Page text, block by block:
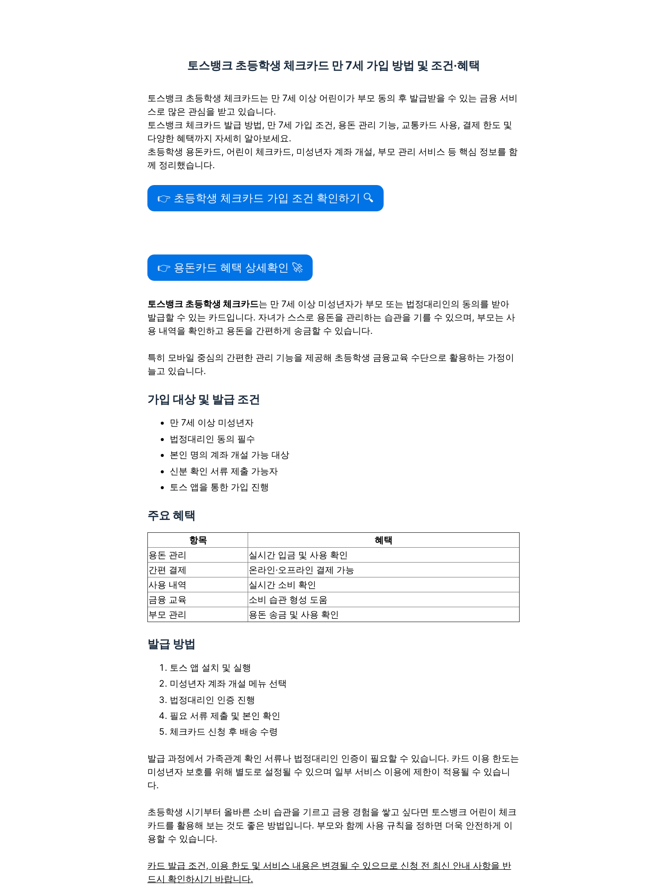
토스뱅크 초등학생 체크카드 만 7세 가입 방법 및 조건·혜택
토스뱅크 초등학생 체크카드는 만 7세 이상 어린이가 부모 동의 후 발급받을 수 있는 금융 서비
스로 많은 관심을 받고 있습니다.
토스뱅크 체크카드 발급 방법, 만 7세 가입 조건, 용돈 관리 기능, 교통카드 사용, 결제 한도 및
다양한 혜택까지 자세히 알아보세요.
초등학생 용돈카드, 어린이 체크카드, 미성년자 계좌 개설, 부모 관리 서비스 등 핵심 정보를 함
께 정리했습니다.
👉 초등학생 체크카드 가입 조건 확인하기 🔍
👉 용돈카드 혜택 상세확인 🚀
토스뱅크 초등학생 체크카드는 만 7세 이상 미성년자가 부모 또는 법정대리인의 동의를 받아
발급할 수 있는 카드입니다. 자녀가 스스로 용돈을 관리하는 습관을 기를 수 있으며, 부모는 사
용 내역을 확인하고 용돈을 간편하게 송금할 수 있습니다.
특히 모바일 중심의 간편한 관리 기능을 제공해 초등학생 금융교육 수단으로 활용하는 가정이
늘고 있습니다.
가입 대상 및 발급 조건
만 7세 이상 미성년자
법정대리인 동의 필수
본인 명의 계좌 개설 가능 대상
신분 확인 서류 제출 가능자
토스 앱을 통한 가입 진행
주요 혜택
항목
혜택
용돈 관리
실시간 입금 및 사용 확인
간편 결제
온라인·오프라인 결제 가능
사용 내역
실시간 소비 확인
금융 교육
소비 습관 형성 도움
부모 관리
용돈 송금 및 사용 확인
발급 방법
토스 앱 설치 및 실행
미성년자 계좌 개설 메뉴 선택
법정대리인 인증 진행
필요 서류 제출 및 본인 확인
체크카드 신청 후 배송 수령
발급 과정에서 가족관계 확인 서류나 법정대리인 인증이 필요할 수 있습니다. 카드 이용 한도는
미성년자 보호를 위해 별도로 설정될 수 있으며 일부 서비스 이용에 제한이 적용될 수 있습니
다.
초등학생 시기부터 올바른 소비 습관을 기르고 금융 경험을 쌓고 싶다면 토스뱅크 어린이 체크
카드를 활용해 보는 것도 좋은 방법입니다. 부모와 함께 사용 규칙을 정하면 더욱 안전하게 이
용할 수 있습니다.
카드 발급 조건, 이용 한도 및 서비스 내용은 변경될 수 있으므로 신청 전 최신 안내 사항을 반
드시 확인하시기 바랍니다.